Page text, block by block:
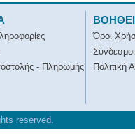
- Πληρωμής
Όροι
Σύνδεσμοι
Πολιτική
reserved.